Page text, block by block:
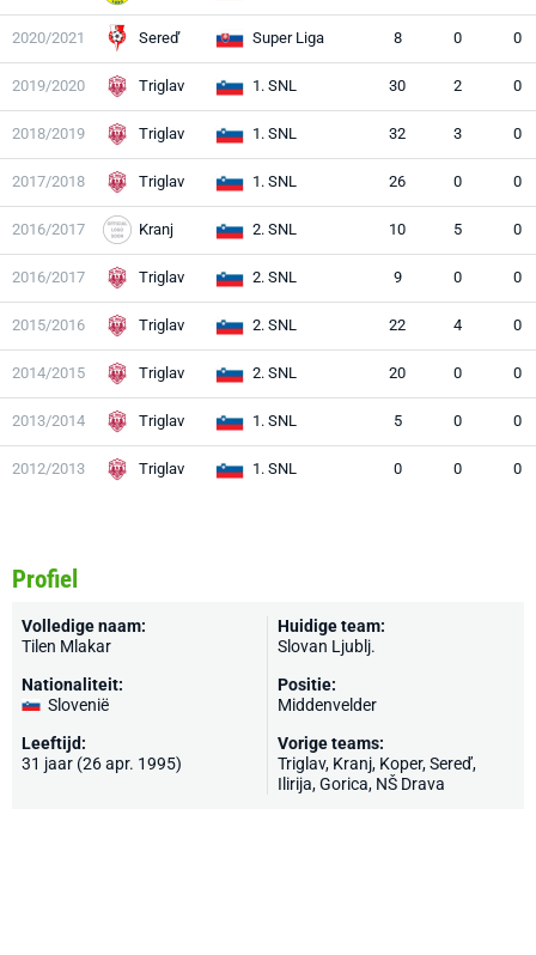
2020/2021 Sereď Super Liga 8 0 0
2019/2020 Triglav 1. SNL 30 2 0
2018/2019 Triglav 1. SNL 32 3 0
2017/2018 Triglav 1. SNL 26 0 0
2016/2017 Kranj 2. SNL 10 5 0
2016/2017 Triglav 2. SNL 9 0 0
2015/2016 Triglav 2. SNL 22 4 0
2014/2015 Triglav 2. SNL 20 0 0
2013/2014 Triglav 1. SNL 5 0 0
2012/2013 Triglav 1. SNL 0 0 0
Profiel
Volledige naam:
Tilen Mlakar
Nationaliteit:
Slovenië
Leeftijd:
31 jaar (26 apr. 1995)
Huidige team:
Slovan Ljublj.
Positie:
Middenvelder
Vorige teams:
Triglav, Kranj, Koper, Sereď,
Ilirija,Gorica, NŠ Drava